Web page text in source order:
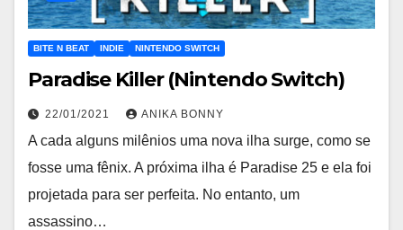
BITE N BEAT INDIE NINTENDO SWITCH
Paradise Killer (Nintendo Switch)
22/01/2021 ANIKA BONNY
A cada alguns milênios uma nova ilha surge, como se
fosse uma fênix. A próxima ilha é Paradise 25 e ela foi
projetada para ser perfeita. No entanto, um
assassino…